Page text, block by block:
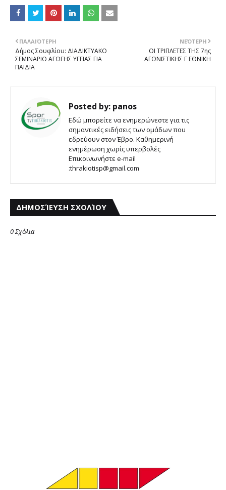
ΝΕΌΤΕΡΗ
ΟΙ ΤΡΙΠΛΕΤΕΣ ΤΗΣ 7ης
ΑΓΩΝΙΣΤΙΚΗΣ Γ ΕΘΝΙΚΗ
ΠΑΛΑΙΌΤΕΡΗ
Δήμος Σουφλίου: ΔΙΑΔΙΚΤΥΑΚΟ
ΣΕΜΙΝΑΡΙΟ ΑΓΩΓΗΣ ΥΓΕΙΑΣ ΓΙΑ
ΠΑΙΔΙΑ
Posted by: panos
Εδώ μπορείτε να ενημερώνεστε για τις
σημαντικές ειδήσεις των ομάδων που
εδρεύουν στον Έβρο. Καθημερινή
ενημέρωση χωρίς υπερβολές
Επικοινωνήστε e-mail
:thrakiotisp@gmail.com
ΔΗΜΟΣΊΕΥΣΗ ΣΧΟΛΊΟΥ
0 Σχόλια